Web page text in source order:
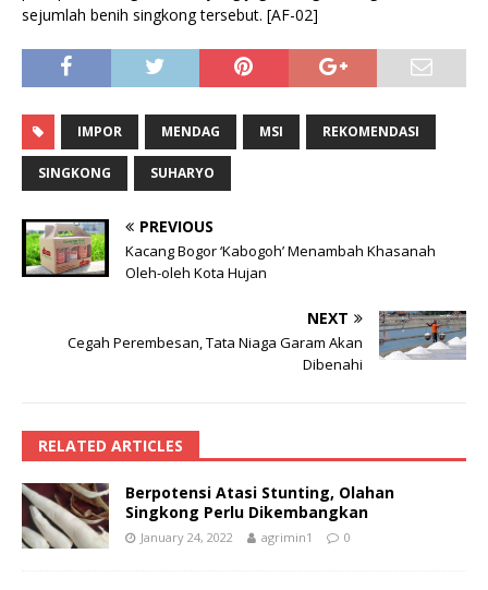
sejumlah benih singkong tersebut. [AF-02]
IMPOR MENDAG MSI REKOMENDASI
SINGKONG SUHARYO
PREVIOUS
Kacang Bogor ‘Kabogoh’ Menambah Khasanah
Oleh-oleh Kota Hujan
NEXT
Cegah Perembesan, Tata Niaga Garam Akan
Dibenahi
RELATED ARTICLES
Berpotensi Atasi Stunting, Olahan
Singkong Perlu Dikembangkan
January 24, 2022 agrimin1 0